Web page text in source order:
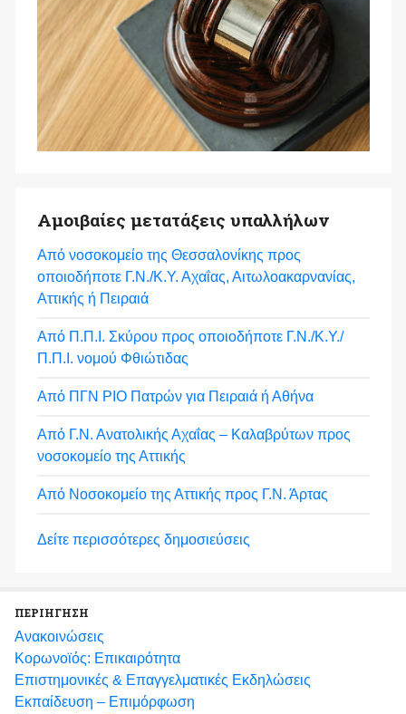
Αμοιβαίες μετατάξεις υπαλλήλων
Από νοσοκομείο της Θεσσαλονίκης προς
οποιοδήποτε Γ.Ν./Κ.Υ. Αχαΐας, Αιτωλοακαρνανίας,
Αττικής ή Πειραιά
Από Π.Π.Ι. Σκύρου προς οποιοδήποτε Γ.Ν./Κ.Υ./
Π.Π.Ι. νομού Φθιώτιδας
Από ΠΓΝ ΡΙΟ Πατρών για Πειραιά ή Αθήνα
Από Γ.Ν. Ανατολικής Αχαΐας – Καλαβρύτων προς
νοσοκομείο της Αττικής
Από Νοσοκομείο της Αττικής προς Γ.Ν. Άρτας
Δείτε περισσότερες δημοσιεύσεις
ΠΕΡΙΗΓΗΣΗ
Ανακοινώσεις
Κορωνοϊός: Επικαιρότητα
Eπιστημονικές & Επαγγελματικές Eκδηλώσεις
Εκπαίδευση – Επιμόρφωση